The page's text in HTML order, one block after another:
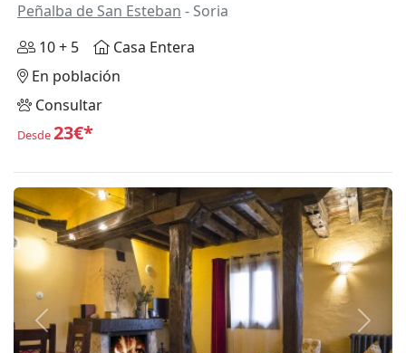
Peñalba de San Esteban - Soria
10 + 5
Casa Entera
En población
Consultar
Desde23€*
Anterior